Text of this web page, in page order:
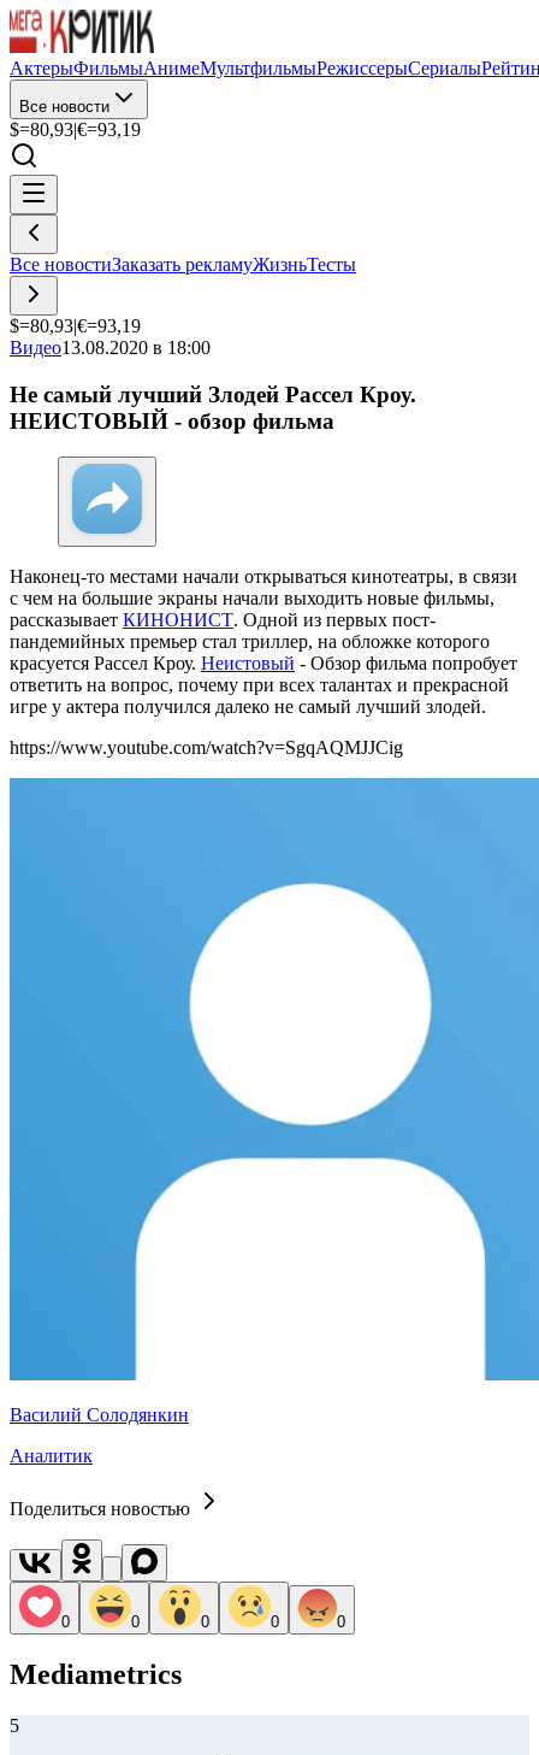
АктерыФильмыАнимеМультфильмыРежиссерыСериалы
Все новости
$=80,93|€=93,19
Все новостиЗаказать рекламуЖизньТесты
$=80,93|€=93,19
Видео13.08.2020 в 18:00
Не самый лучший Злодей Рассел Кроу.
НЕИСТОВЫЙ - обзор фильма
Наконец-то местами начали открываться кинотеатры, в связи
с чем на большие экраны начали выходить новые фильмы,
рассказывает КИНОНИСТ. Одной из первых пост-
пандемийных премьер стал триллер, на обложке которого
красуется Рассел Кроу. Неистовый - Обзор фильма попробует
ответить на вопрос, почему при всех талантах и прекрасной
игре у актера получился далеко не самый лучший злодей.
https://www.youtube.com/watch?v=SgqAQMJJCig
Василий Солодянкин
Аналитик
Поделиться новостью
0 0 0 0 0
Mediametrics
5